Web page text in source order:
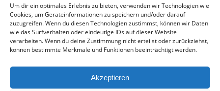
Um dir ein optimales Erlebnis zu bieten, verwenden wir Technologien wie
Cookies, um Geräteinformationen zu speichern und/oder darauf
zuzugreifen. Wenn du diesen Technologien zustimmst, können wir Daten
wie das Surfverhalten oder eindeutige IDs auf dieser Website
verarbeiten. Wenn du deine Zustimmung nicht erteilst oder zurückziehst,
können bestimmte Merkmale und Funktionen beeinträchtigt werden.
Akzeptieren
28. Juli 2026
Neuer Rückensponsor
28. Juli 2026
Neue Podcast-Folge: So tickt Björn!
Eindrücke vom Stadionfest
27. Juli 2026